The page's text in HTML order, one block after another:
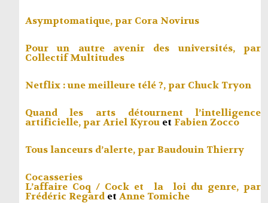
Asymptomatique, par Cora Novirus
Pour un autre avenir des universités, par
Collectif Multitudes
Netflix : une meilleure télé ?, par Chuck Tryon
Quand les arts détournent l’intelligence
artificielle, parAriel Kyrouet Fabien Zocco
Tous lanceurs d’alerte, parBaudouin Thierry
Cocasseries
L’affaire Coq / Cock et la loi du genre, par
Frédéric Regardet Anne Tomiche